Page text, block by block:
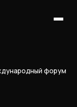
форум